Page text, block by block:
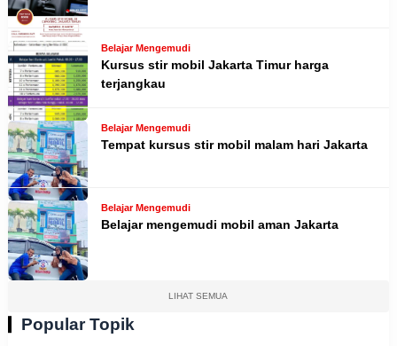
Belajar Mengemudi
Kursus stir mobil Jakarta Timur harga
terjangkau
Belajar Mengemudi
Tempat kursus stir mobil malam hari Jakarta
Belajar Mengemudi
Belajar mengemudi mobil aman Jakarta
LIHAT SEMUA
Popular Topik